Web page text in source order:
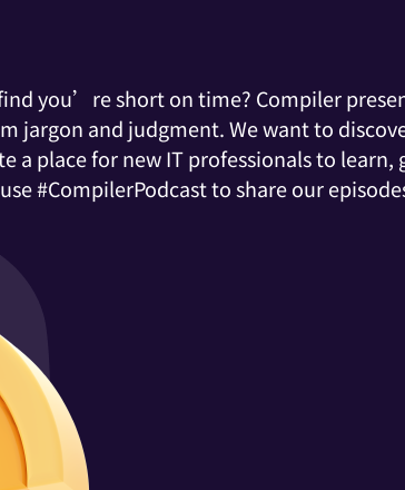
you’re short on time? Compiler
jargon and judgment. We want to
a place for new IT professionals to learn,
#CompilerPodcast to share our